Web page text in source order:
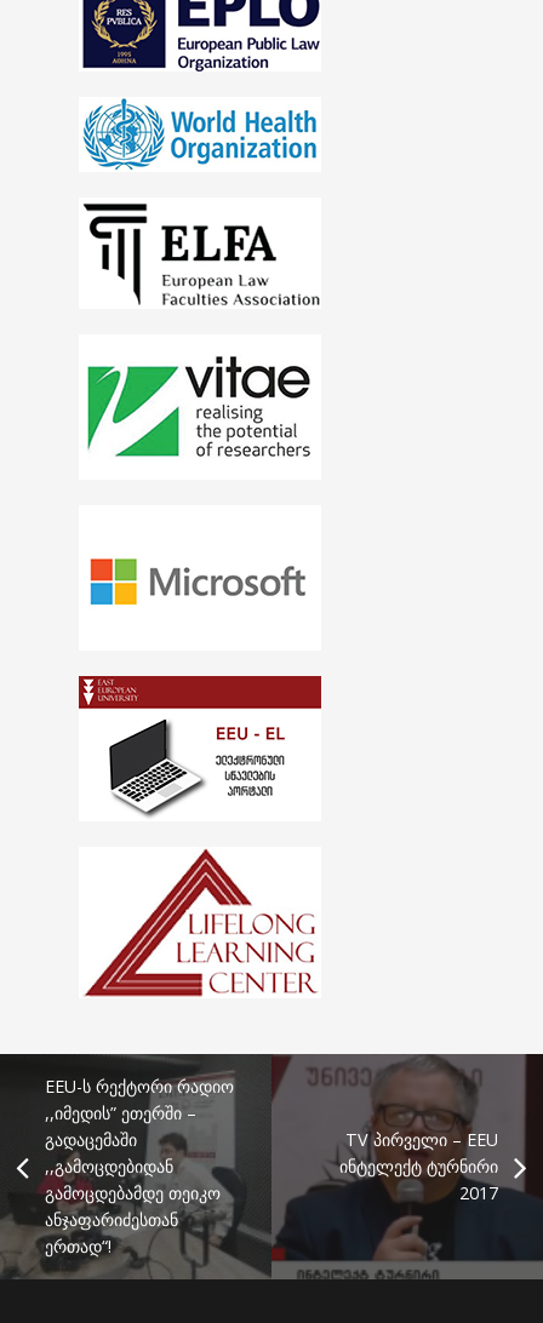
EEU-ს რექტორი რადიო
,,იმედის” ეთერში –
გადაცემაში
,,გამოცდებიდან
გამოცდებამდე თეიკო
ანჯაფარიძესთან
ერთად“!
TV პირველი – EEU
ინტელექტ ტურნირი
2017